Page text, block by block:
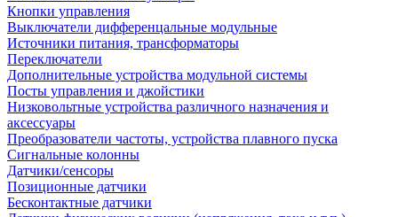
Кнопки управления
Выключатели дифференцальные модульные
Источники питания, трансформаторы
Переключатели
Дополнительные устройства модульной системы
Посты управления и джойстики
Низковольтные устройства различного назначения и
аксессуары
Преобразователи частоты, устройства плавного пуска
Сигнальные колонны
Датчики/сенсоры
Позиционные датчики
Бесконтактные датчики